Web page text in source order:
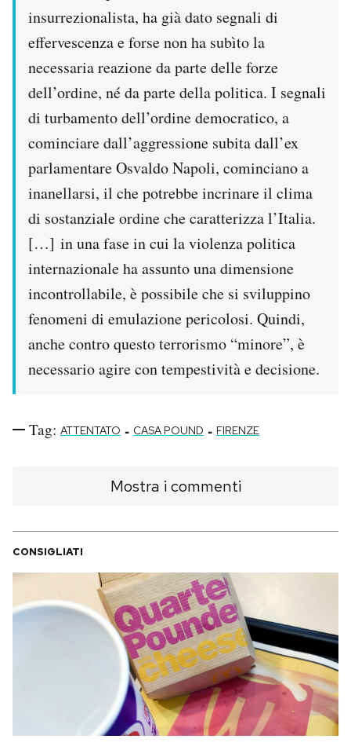
insurrezionalista, ha già dato segnali di
effervescenza e forse non ha subìto la
necessaria reazione da parte delle forze
dell’ordine, né da parte della politica. I segnali
di turbamento dell’ordine democratico, a
cominciare dall’aggressione subita dall’ex
parlamentare Osvaldo Napoli, cominciano a
inanellarsi, il che potrebbe incrinare il clima
di sostanziale ordine che caratterizza l’Italia.
[…] in una fase in cui la violenza politica
internazionale ha assunto una dimensione
incontrollabile, è possibile che si sviluppino
fenomeni di emulazione pericolosi. Quindi,
anche contro questo terrorismo “minore”, è
necessario agire con tempestività e decisione.
Tag: ATTENTATO - CASA POUND - FIRENZE
Mostra i commenti
CONSIGLIATI